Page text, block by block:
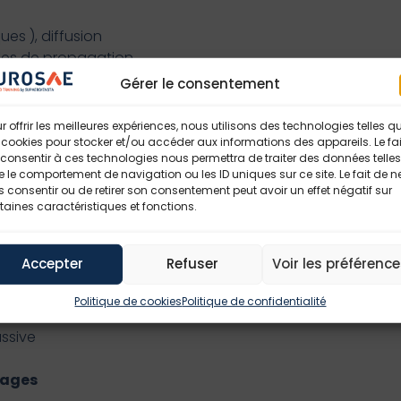
Gérer le consentement
offrir les meilleures expériences, nous utilisons des technologies telles
pour stocker et/ou accéder aux informations des appareils. Le
à ces technologies nous permettra de traiter des données telles
le comportement de navigation ou les ID uniques sur ce site. Le fait de
consentir ou de retirer son consentement peut avoir un effet négatif sur
caractéristiques et fonctions.
Accepter Refuser Voir les
Politique de cookiesPolitique de confidentialité
), diffusion
de propagation
plan)
infrarouge
méthode projective lancer de rayons
dans la scène
sur la scène, exemples
d’évaluation des capteurs matriciels